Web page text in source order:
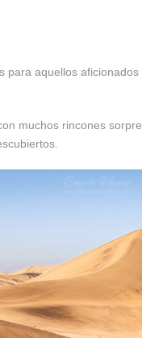
para aquellos
muchos rincones